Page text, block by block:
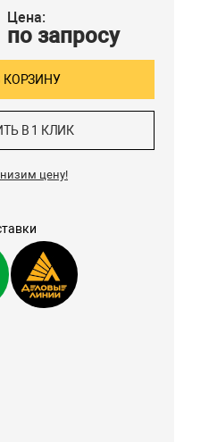
Цена:
по запросу
КОРЗИНУ
В 1 КЛИК
цену!